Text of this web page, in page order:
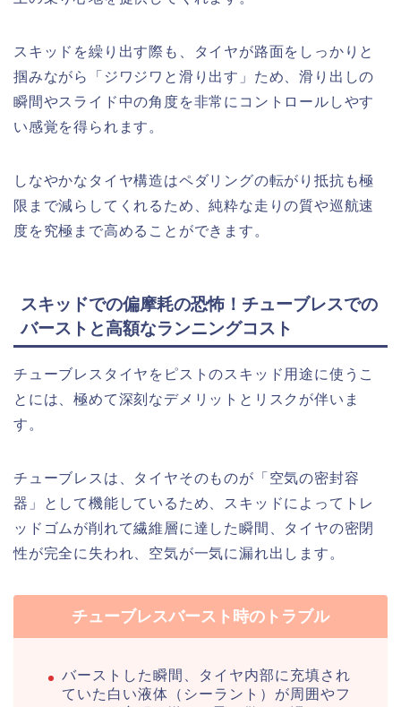
スキッドを繰り出す際も、タイヤが路面をしっかりと
掴みながら「ジワジワと滑り出す」ため、滑り出しの
瞬間やスライド中の角度を非常にコントロールしやす
い感覚を得られます。
しなやかなタイヤ構造はペダリングの転がり抵抗も極
限まで減らしてくれるため、純粋な走りの質や巡航速
度を究極まで高めることができます。
スキッドでの偏摩耗の恐怖！チューブレスでの
バーストと高額なランニングコスト
チューブレスタイヤをピストのスキッド用途に使うこ
とには、極めて深刻なデメリットとリスクが伴いま
す。
チューブレスは、タイヤそのものが「空気の密封容
器」として機能しているため、スキッドによってトレ
ッドゴムが削れて繊維層に達した瞬間、タイヤの密閉
性が完全に失われ、空気が一気に漏れ出します。
チューブレスバースト時のトラブル
バーストした瞬間、タイヤ内部に充填され
ていた白い液体（シーラント）が周囲やフ